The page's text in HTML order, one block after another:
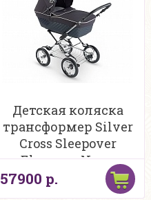
Детская коляска
трансформер Silver
Cross Sleepover
Elegance Navy
57900 р.